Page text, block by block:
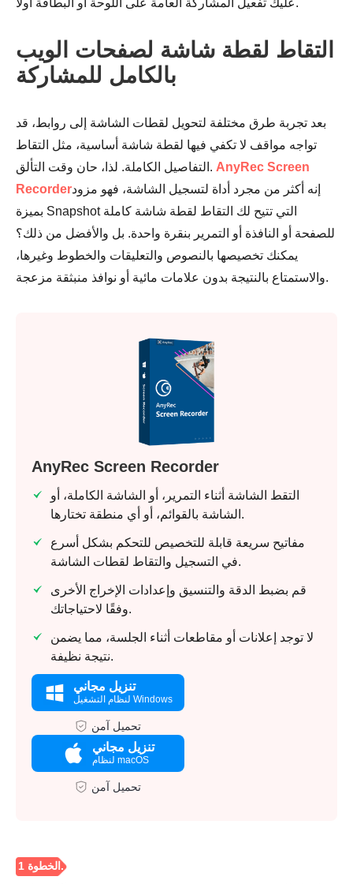
الخطوة 1.
عليك تفعيل المشاركة العامة على اللوحة أو البطاقة أولًا.
التقاط لقطة شاشة لصفحات الويب
بالكامل للمشاركة
بعد تجربة طرق مختلفة لتحويل لقطات الشاشة إلى روابط، قد
تواجه مواقف لا تكفي فيها لقطة شاشة أساسية، مثل التقاط
التفاصيل الكاملة. لذا، حان وقت التألق. AnyRec Screen
Recorderإنه أكثر من مجرد أداة لتسجيل الشاشة، فهو مزود
بميزة Snapshot التي تتيح لك التقاط لقطة شاشة كاملة
للصفحة أو النافذة أو التمرير بنقرة واحدة. بل والأفضل من ذلك؟
يمكنك تخصيصها بالنصوص والتعليقات والخطوط وغيرها،
والاستمتاع بالنتيجة بدون علامات مائية أو نوافذ منبثقة مزعجة.
AnyRec Screen Recorder
التقط الشاشة أثناء التمرير، أو الشاشة الكاملة، أو
الشاشة بالقوائم، أو أي منطقة تختارها.
مفاتيح سريعة قابلة للتخصيص للتحكم بشكل أسرع
في التسجيل والتقاط لقطات الشاشة.
قم بضبط الدقة والتنسيق وإعدادات الإخراج الأخرى
وفقًا لاحتياجاتك.
لا توجد إعلانات أو مقاطعات أثناء الجلسة، مما يضمن
نتيجة نظيفة.
تنزيل مجاني
لنظام التشغيل Windows
تحميل آمن
تنزيل مجاني
لنظام macOS
تحميل آمن